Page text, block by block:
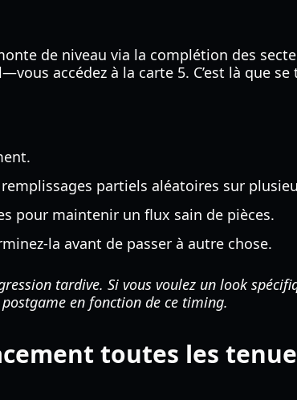
de niveau via la complétion des
accédez à la carte 5. C’est là que
partiels aléatoires sur
pour maintenir un flux sain de pièces.
la avant de passer à autre chose.
tardive. Si vous voulez un look
en fonction de ce timing.
toutes les